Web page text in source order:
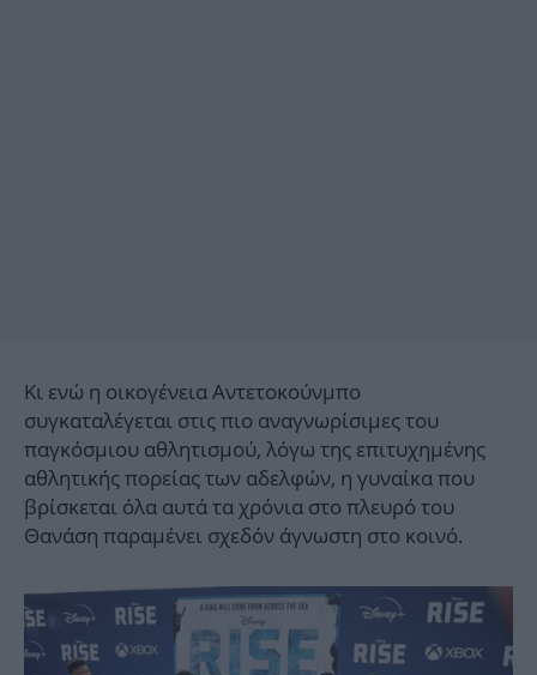
Κι ενώ η οικογένεια Αντετοκούνμπο
συγκαταλέγεται στις πιο αναγνωρίσιμες του
παγκόσμιου αθλητισμού, λόγω της επιτυχημένης
αθλητικής πορείας των αδελφών, η γυναίκα που
βρίσκεται όλα αυτά τα χρόνια στο πλευρό του
Θανάση παραμένει σχεδόν άγνωστη στο κοινό.